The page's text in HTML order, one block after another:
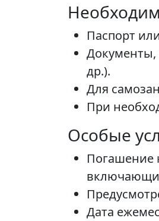
Паспорт
Документы,
др.).
Для
При
Особые
Погашение
Дата